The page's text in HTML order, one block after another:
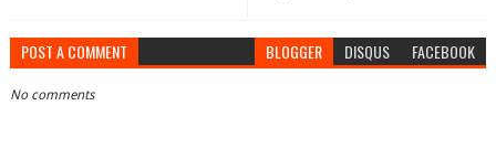
POST A COMMENT BLOGGER DISQUS FACEBOOK
No comments